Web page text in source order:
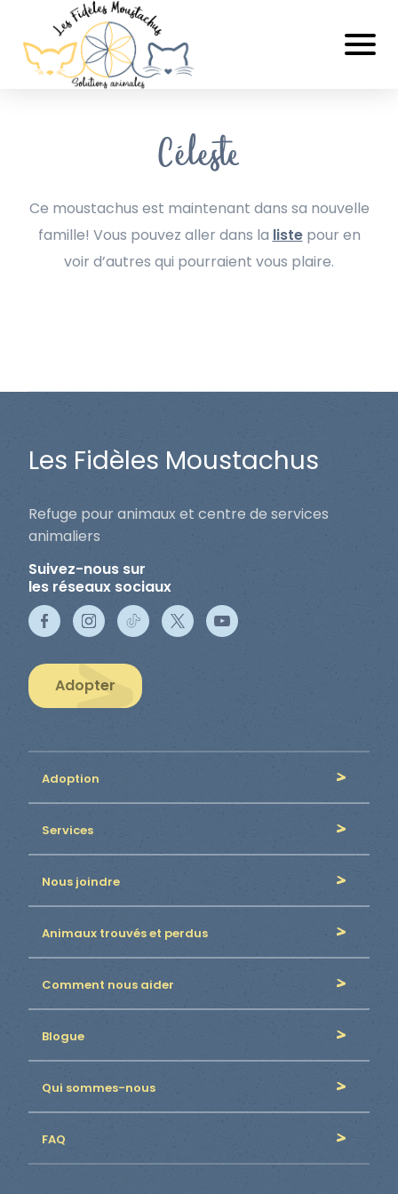
Céleste
Ce moustachus est maintenant dans sa nouvelle
famille! Vous pouvez aller dans la listepour en
voir d’autres qui pourraient vous plaire.
Les Fidèles Moustachus
Refuge pour animaux et centre de services
animaliers
Suivez-nous sur
les réseaux sociaux
Adopter
Adoption
Services
Nous joindre
Animaux trouvés et perdus
Comment nous aider
Blogue
Qui sommes-nous
FAQ